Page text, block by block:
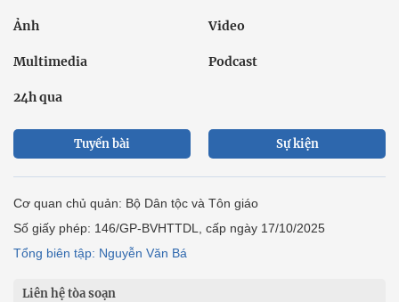
Ảnh Video
Multimedia Podcast
24h qua
Tuyến bài Sự kiện
Cơ quan chủ quản: Bộ Dân tộc và Tôn giáo
Số giấy phép: 146/GP-BVHTTDL, cấp ngày 17/10/2025
Tổng biên tập: Nguyễn Văn Bá
Liên hệ tòa soạn